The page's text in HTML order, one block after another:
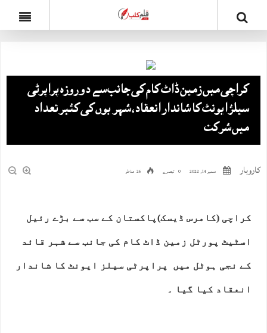
کراچی میں زمین ڈاٹ کام کی جانب سے دو روزہ پراپرٹی
سیلز ایونٹ کا شاندار انعقاد، شہریوں کی کثیر تعداد
میں شرکت
کاروبار دسمبر 14, 2022 0 تبصرے 26 مناظر
کراچی (کامرس ڈیسک)پاکستان کے سب سے بڑے رئیل
اسٹیٹ پورٹل زمین ڈاٹ کام کی جانب سے شہر قائد
کے نجی ہوٹل میں پراپرٹی سیلز ایونٹ کا شاندار
انعقاد کیا گیا ۔